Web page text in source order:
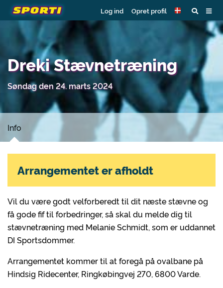
Log ind Opret profil
Dreki Stævnetræning
Søndag den 24. marts 2024
Info
Vil du være godt velforberedt til dit næste stævne og
få gode fif til forbedringer, så skal du melde dig til
stævnetræning med Melanie Schmidt, som er uddannet
DI Sportsdommer.
Arrangementet kommer til at foregå på ovalbane på
Hindsig Ridecenter, Ringkøbingvej 270, 6800 Varde.
Arrangementet er afholdt